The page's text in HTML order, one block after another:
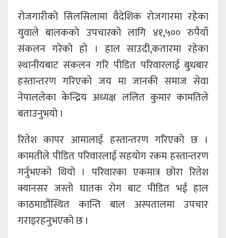
रोजगारीको सिलसिलामा वैदेशिक रोजगारमा रहेका
युवाले बालकको उपचारको लागि ४१,५०० रुपैयाँ
संकलन गरेको हो । हाल साउदी,कतारमा रहेका
स्थानीयबाट संकलन गरि पीडित परिवारलाई बुधबार
हस्तान्तरण गरिएको जय मा जानकी समाज सेवा
नेपाललेका केन्द्रिय अध्यक्ष ललित कुमार कामतिले
बताउनुभयो ।
रितेश कापर आमालाई हस्तान्तरण गरिएको छ ।
कामतीले पीडित परिवारलाई सहयोग रकम हस्तान्तरण
गर्नुभएको थियो । परिवारका एकमात्र छोरा रितेश
क्यानसर जस्तो घातक रोग बाट पीडित भई हाल
काठमाडौंस्थित कान्ति बाल अस्पतालमा उपचार
गराइरहनुभएको छ ।